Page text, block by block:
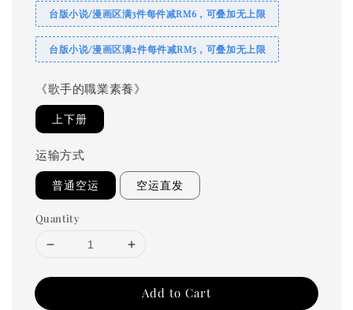
台版小说/漫画区满3件每件减RM6，可叠加无上限
台版小说/漫画区满2件每件减RM5，可叠加无上限
《歌手的職業素養》
上下册
运输方式
普通空运 空运直发
Quantity
Add to Cart